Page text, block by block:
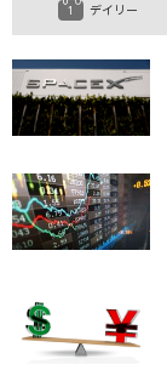
デイリー